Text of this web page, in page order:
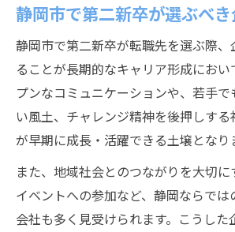
静岡市で第二新卒が選ぶべ
静岡市で第二新卒が転職先を選ぶ際
ることが長期的なキャリア形成におい
プンなコミュニケーションや、若手
い風土、チャレンジ精神を後押しす
が早期に成長・活躍できる土壌となり
また、地域社会とのつながりを大切
イベントへの参加など、静岡ならでは
会社も多く見受けられます。こうした